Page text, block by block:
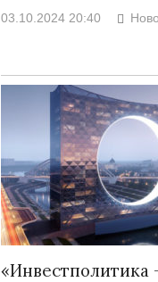
03.10.2024 20:40
«Инвестполитика